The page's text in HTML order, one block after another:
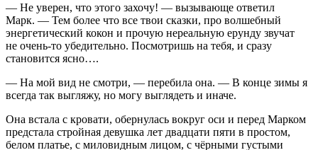
— Не уверен, что этого захочу! — вызывающе ответил
Марк. — Тем более что все твои сказки, про волшебный
энергетический кокон и прочую нереальную ерунду звучат
не очень-то убедительно. Посмотришь на тебя, и сразу
становится ясно….
— На мой вид не смотри, — перебила она. — В конце зимы я
всегда так выгляжу, но могу выглядеть и иначе.
Она встала с кровати, обернулась вокруг оси и перед Марком
предстала стройная девушка лет двадцати пяти в простом,
белом платье, с миловидным лицом, с чёрными густыми